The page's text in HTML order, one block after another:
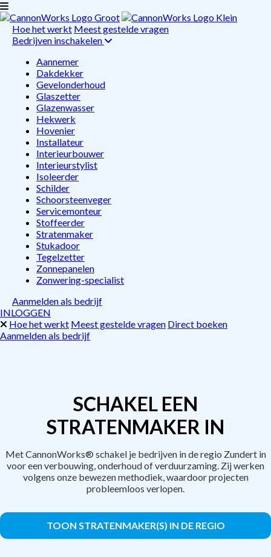
Hoe het werkt Meest gestelde vragen
Bedrijven inschakelen
Aannemer
Dakdekker
Gevelonderhoud
Glaszetter
Glazenwasser
Hekwerk
Hovenier
Installateur
Interieurbouwer
Interieurstylist
Isoleerder
Schilder
Schoorsteenveger
Servicemonteur
Stoffeerder
Stratenmaker
Stukadoor
Tegelzetter
Zonnepanelen
Zonwering-specialist
Aanmelden als bedrijf
INLOGGEN
Hoe het werkt Meest gestelde vragen Direct boeken
Aanmelden als bedrijf
SCHAKEL EEN
STRATENMAKER IN
Met CannonWorks® schakel je bedrijven in de regio Zundert in
voor een verbouwing, onderhoud of verduurzaming. Zij werken
volgens onze bewezen methodiek, waardoor projecten
probleemloos verlopen.
TOON STRATENMAKER(S) IN DE REGIO